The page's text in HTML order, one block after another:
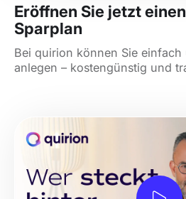
Eröffnen Sie jetzt
Sparplan
Bei quirion können Sie einfach
anlegen – kostengünstig und